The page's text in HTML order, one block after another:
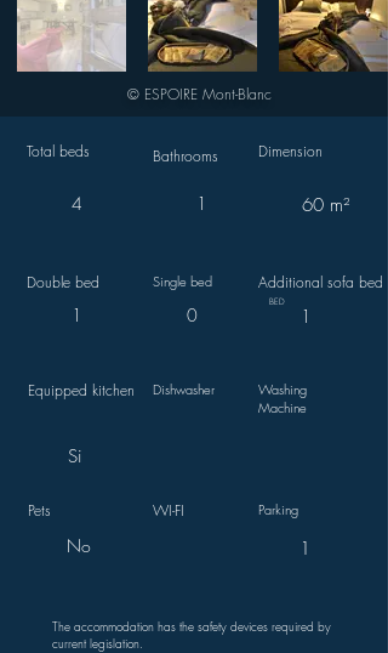
© ESPOIRE Mont-Blanc
Total beds
4
Bathrooms
1
Dimension
60 m²
Double bed Single bed Additional sofa bed
1 0
BED
1
Equipped kitchen Dishwasher
Washing
Machine
Si
Pets WI-FI
No
Parking
1
The accommodation has the safety devices required by
current legislation.